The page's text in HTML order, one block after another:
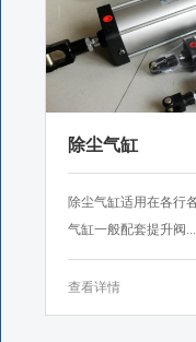
除尘气缸
除尘气缸适用在各行
气缸一般配套提升阀...
查看详情